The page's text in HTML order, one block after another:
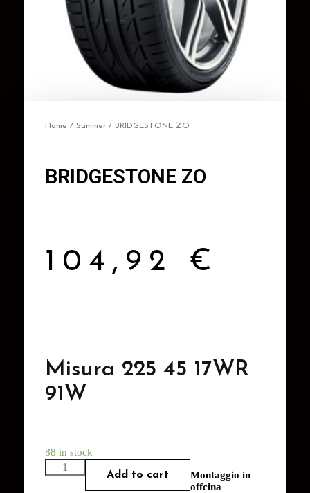
Home / Summer / BRIDGESTONE ZO
BRIDGESTONE ZO
104,92 €
Misura 225 45 17WR
91W
88 in stock
Add to cart
Montaggio in
offcina